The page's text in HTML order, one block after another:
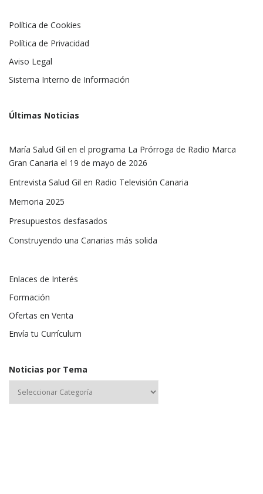
Política de Cookies
Política de Privacidad
Aviso Legal
Sistema Interno de Información
Últimas Noticias
María Salud Gil en el programa La Prórroga de Radio Marca
Gran Canaria el 19 de mayo de 2026
Entrevista Salud Gil en Radio Televisión Canaria
Memoria 2025
Presupuestos desfasados
Construyendo una Canarias más solida
Enlaces de Interés
Formación
Ofertas en Venta
Envía tu Currículum
Noticias por Tema